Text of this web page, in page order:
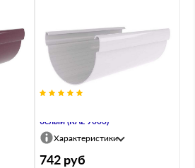
белый (RAL 9003)
Характеристики
742 руб